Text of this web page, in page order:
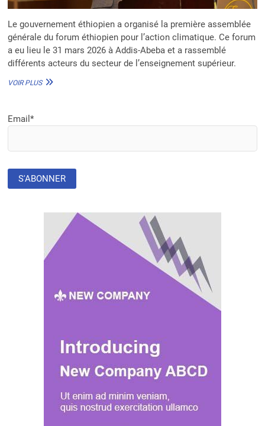
Le gouvernement éthiopien a organisé la première assemblée
générale du forum éthiopien pour l’action climatique. Ce forum
a eu lieu le 31 mars 2026 à Addis-Abeba et a rassemblé
différents acteurs du secteur de l’enseignement supérieur.
VOIR PLUS1ER
FACE
AUX
RÉSILIENCE
CLIMATIQUE
Email*